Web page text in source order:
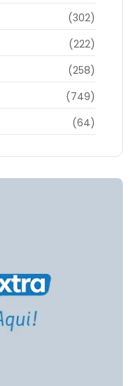
(302)
(222)
(258)
(749)
(64)